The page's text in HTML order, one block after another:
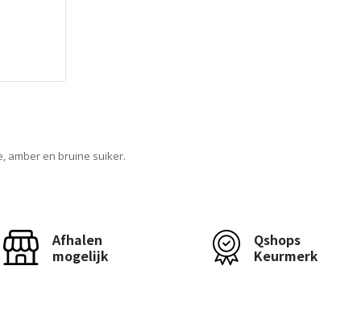
amber en bruine suiker.
Afhalen
mogelijk
Qshops
Keurmerk